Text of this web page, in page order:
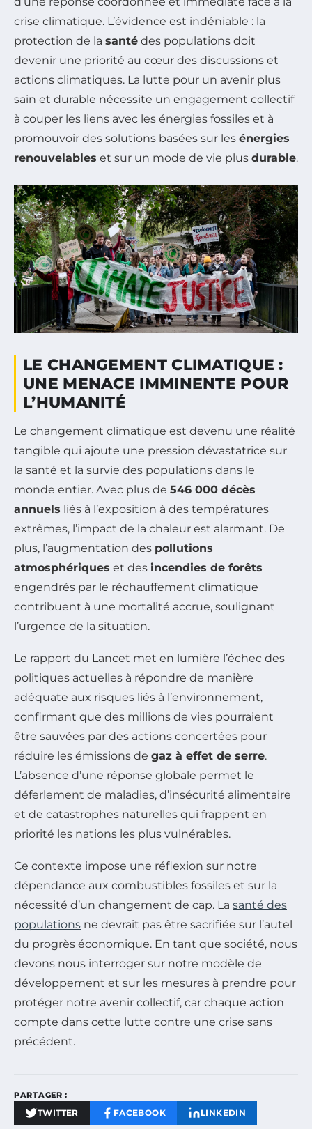
crise climatique. L’évidence est indéniable : la
protection de la santé des populations doit
devenir une priorité au cœur des discussions et
actions climatiques. La lutte pour un avenir plus
sain et durable nécessite un engagement collectif
à couper les liens avec les énergies fossiles et à
promouvoir des solutions basées sur les énergies
renouvelables et sur un mode de vie plus durable.
LE CHANGEMENT CLIMATIQUE :
UNE MENACE IMMINENTE POUR
L’HUMANITÉ
Le changement climatique est devenu une réalité
tangible qui ajoute une pression dévastatrice sur
la santé et la survie des populations dans le
monde entier. Avec plus de 546 000 décès
annuels liés à l’exposition à des températures
extrêmes, l’impact de la chaleur est alarmant. De
plus, l’augmentation des pollutions
atmosphériques et des incendies de forêts
engendrés par le réchauffement climatique
contribuent à une mortalité accrue, soulignant
l’urgence de la situation.
Le rapport du Lancet met en lumière l’échec des
politiques actuelles à répondre de manière
adéquate aux risques liés à l’environnement,
confirmant que des millions de vies pourraient
être sauvées par des actions concertées pour
réduire les émissions de gaz à effet de serre.
L’absence d’une réponse globale permet le
déferlement de maladies, d’insécurité alimentaire
et de catastrophes naturelles qui frappent en
priorité les nations les plus vulnérables.
Ce contexte impose une réflexion sur notre
dépendance aux combustibles fossiles et sur la
nécessité d’un changement de cap. La santé des
populations ne devrait pas être sacrifiée sur l’autel
du progrès économique. En tant que société, nous
devons nous interroger sur notre modèle de
développement et sur les mesures à prendre pour
protéger notre avenir collectif, car chaque action
compte dans cette lutte contre une crise sans
précédent.
PARTAGER :
TWITTER FACEBOOK LINKEDIN